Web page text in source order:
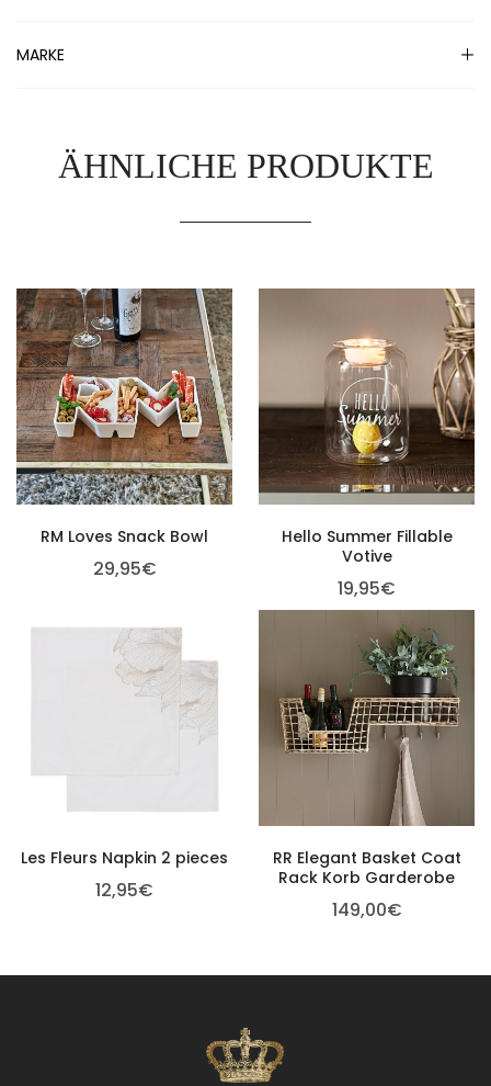
MARKE
ÄHNLICHE PRODUKTE
RM Loves Snack Bowl
29,95€
Hello Summer Fillable
Votive
19,95€
Les Fleurs Napkin 2 pieces
12,95€
RR Elegant Basket Coat
Rack Korb Garderobe
149,00€